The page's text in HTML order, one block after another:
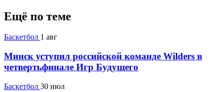
Ещё по теме
Баскетбол 1 авг
Минск уступил российской команде Wilders в
четвертьфинале Игр Будущего
Баскетбол 30 июл